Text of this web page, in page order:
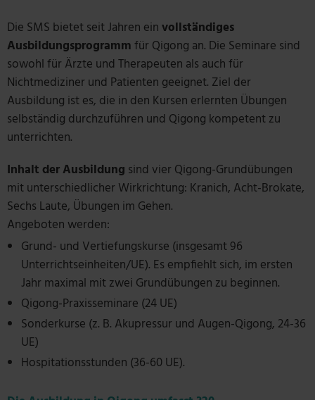
Die SMS bietet seit Jahren einvollständiges
Ausbildungsprogrammfür Qigong an. Die Seminare sind
sowohl für Ärzte und Therapeuten als auch für
Nichtmediziner und Patienten geeignet. Ziel der
Ausbildung ist es, die in den Kursen erlernten Übungen
selbständig durchzuführen und Qigong kompetent zu
unterrichten.
Inhalt der Ausbildung sind vier Qigong-Grundübungen
mit unterschiedlicher Wirkrichtung: Kranich, Acht-Brokate,
Sechs Laute, Übungen im Gehen.
Angeboten werden:
Grund- und Vertiefungskurse (insgesamt 96
Unterrichtseinheiten/UE). Es empfiehlt sich, im ersten
Jahr maximal mit zwei Grundübungen zu beginnen.
Qigong-Praxisseminare (24 UE)
Sonderkurse (z. B. Akupressur und Augen-Qigong, 24-36
UE)
Hospitationsstunden (36-60 UE).